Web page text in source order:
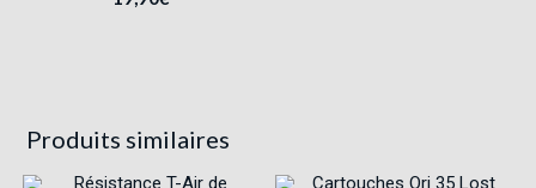
Produits similaires